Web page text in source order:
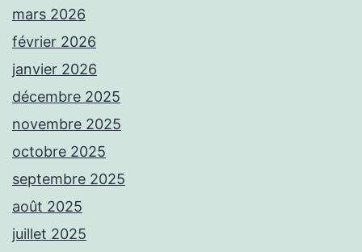
mars 2026
février 2026
janvier 2026
décembre 2025
novembre 2025
octobre 2025
septembre 2025
août 2025
juillet 2025